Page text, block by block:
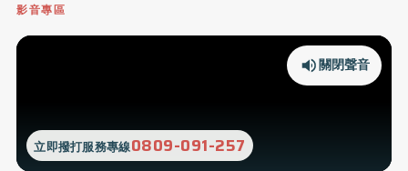
影音專區
立即撥打服務專線0809-091-257
關閉聲音